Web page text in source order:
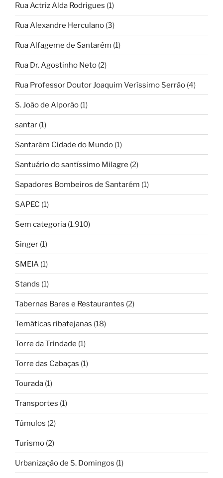
Rua Actriz Alda Rodrigues (1)
Rua Alexandre Herculano (3)
Rua Alfageme de Santarém (1)
Rua Dr. Agostinho Neto (2)
Rua Professor Doutor Joaquim Veríssimo Serrão (4)
S. João de Alporão (1)
santar (1)
Santarém Cidade do Mundo (1)
Santuário do santíssimo Milagre (2)
Sapadores Bombeiros de Santarém (1)
SAPEC (1)
Sem categoria (1.910)
Singer (1)
SMEIA (1)
Stands (1)
Tabernas Bares e Restaurantes (2)
Temáticas ribatejanas (18)
Torre da Trindade (1)
Torre das Cabaças (1)
Tourada (1)
Transportes (1)
Túmulos (2)
Turismo (2)
Urbanização de S. Domingos (1)